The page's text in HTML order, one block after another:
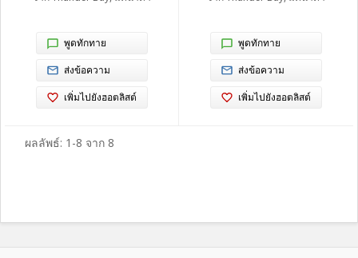
พูดทักทาย
ส่งข้อความ
เพิ่มไปยังฮอตลิสต์
พูดทักทาย
ส่งข้อความ
เพิ่มไปยังฮอตลิสต์
ผลลัพธ์: 1-8 จาก 8